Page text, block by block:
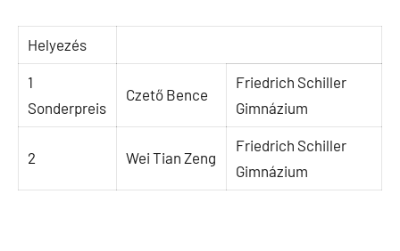
Helyezés
1
Sonderpreis
Czető Bence
Friedrich Schiller
Gimnázium
2 Wei Tian Zeng
Friedrich Schiller
Gimnázium